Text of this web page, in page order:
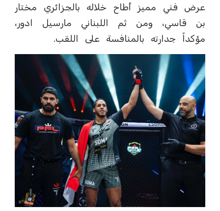
عرض فني مميز أطاح خلاله بالجزائري مختار
بن قاسي، ومن ثم اللبناني مارسيل ادور،
مؤكداً جدارته بالمنافسة على اللقب.